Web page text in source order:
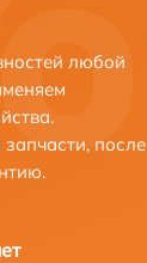
любой
после